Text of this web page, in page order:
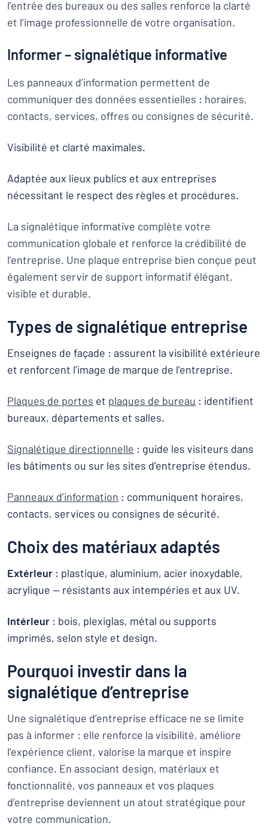
l’entrée des bureaux ou des salles renforce la clarté
et l’image professionnelle de votre organisation.
Informer – signalétique informative
Les panneaux d’information permettent de
communiquer des données essentielles : horaires,
contacts, services, offres ou consignes de sécurité.
Visibilité et clarté maximales.
Adaptée aux lieux publics et aux entreprises
nécessitant le respect des règles et procédures.
La signalétique informative complète votre
communication globale et renforce la crédibilité de
l’entreprise. Une plaque entreprise bien conçue peut
également servir de support informatif élégant,
visible et durable.
Types de signalétique entreprise
Enseignes de façade : assurent la visibilité extérieure
et renforcent l’image de marque de l’entreprise.
Plaques de portes et plaques de bureau : identifient
bureaux, départements et salles.
Signalétique directionnelle : guide les visiteurs dans
les bâtiments ou sur les sites d’entreprise étendus.
Panneaux d’information : communiquent horaires,
contacts, services ou consignes de sécurité.
Choix des matériaux adaptés
Extérieur : plastique, aluminium, acier inoxydable,
acrylique — résistants aux intempéries et aux UV.
Intérieur : bois, plexiglas, métal ou supports
imprimés, selon style et design.
Pourquoi investir dans la
signalétique d’entreprise
Une signalétique d’entreprise efficace ne se limite
pas à informer : elle renforce la visibilité, améliore
l’expérience client, valorise la marque et inspire
confiance. En associant design, matériaux et
fonctionnalité, vos panneaux et vos plaques
d’entreprise deviennent un atout stratégique pour
votre communication.